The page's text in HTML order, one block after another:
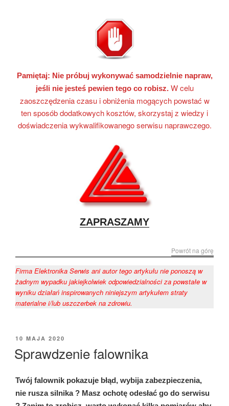
Pamiętaj: Nie próbuj wykonywać samodzielnie napraw,
jeśli nie jesteś pewien tego co robisz.W celu
zaoszczędzenia czasu i obniżenia mogących powstać w
ten sposób dodatkowych kosztów, skorzystaj z wiedzy i
doświadczenia wykwalifikowanego serwisu naprawczego.
ZAPRASZAMY
Powrót na górę
Firma Elektronika Serwis ani autor tego artykułu nie ponoszą w
żadnym wypadku jakiejkolwiek odpowiedzialności za powstałe w
wyniku działań inspirowanych niniejszym artykułem straty
materialne i/lub uszczerbek na zdrowiu.
OPUBLIKOWANE
10 MAJA 2020
Sprawdzenie falownika
Twój falownik pokazuje błąd, wybija zabezpieczenia,
nie rusza silnika ? Masz ochotę odesłać go do serwisu